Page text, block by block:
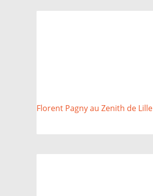
Florent Pagny au Zenith de Lille